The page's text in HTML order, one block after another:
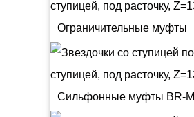
Ограничительные муфты
Сильфонные муфты BR-M